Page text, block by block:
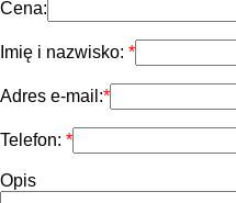
Cena:
Imię i nazwisko:
Adres e-mail:
Telefon:
Opis